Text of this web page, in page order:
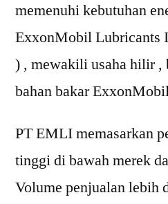
memenuhi kebutuhan
ExxonMobil Lubricants
) , mewakili usaha hilir ,
bahan bakar
PT EMLI memasarkan
tinggi di bawah merek
Volume penjualan lebih